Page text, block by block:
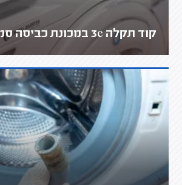
קוד תקלה 3e במכונת כביסה סמסונג